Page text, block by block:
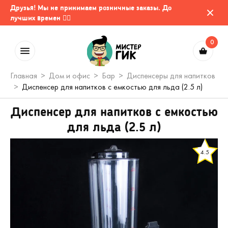
Друзья! Мы не принимаем розничные заказы. До
лучших времен 🤷‍♂️
0
Главная Дом и офис Бар
Диспенсеры для напитков
Диспенсер для напитков с емкостью для льда (2.5 л)
Диспенсер для напитков с емкостью
для льда (2.5 л)
4.5